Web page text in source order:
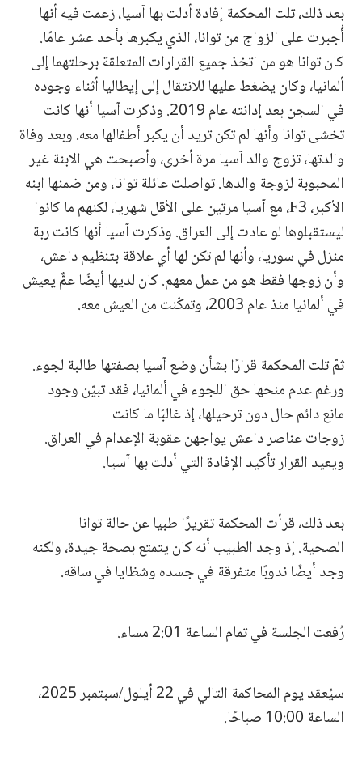
بعد ذلك، تلت المحكمة إفادة أدلت بها آسيا، زعمت فيه أنها
أُجبرت على الزواج من توانا، الذي يكبرها بأحد عشر عامًا.
كان توانا هو من اتخذ جميع القرارات المتعلقة برحلتهما إلى
ألمانيا، وكان يضغط عليها للانتقال إلى إيطاليا أثناء وجوده
في السجن بعد إدانته عام 2019. وذكرت آسيا أنها كانت
تخشى توانا وأنها لم تكن تريد أن يكبر أطفالها معه. وبعد وفاة
والدتها، تزوج والد آسيا مرة أخرى، وأصبحت هي الابنة غير
المحبوبة لزوجة والدها. تواصلت عائلة توانا، ومن ضمنها ابنه
الأكبر، F3، مع آسيا مرتين على الأقل شهريا، لكنهم ما كانوا
ليستقبلوها لو عادت إلى العراق. وذكرت آسيا أنها كانت ربة
منزل في سوريا، وأنها لم تكن لها أي علاقة بتنظيم داعش،
وأن زوجها فقط هو من عمل معهم. كان لديها أيضًا عمٌّ يعيش
في ألمانيا منذ عام 2003، وتمكّنت من العيش معه.
ثمّ تلت المحكمة قرارًا بشأن وضع آسيا بصفتها طالبة لجوء.
ورغم عدم منحها حق اللجوء في ألمانيا، فقد تبيّن وجود
مانع دائم حال دون ترحيلها، إذ غالبًا ما كانت
زوجات عناصر داعش يواجهن عقوبة الإعدام في العراق.
ويعيد القرار تأكيد الإفادة التي أدلت بها آسيا.
بعد ذلك، قرأت المحكمة تقريرًا طبيا عن حالة توانا
الصحية. إذ وجد الطبيب أنه كان يتمتع بصحة جيدة، ولكنه
وجد أيضًا ندوبًا متفرقة في جسده وشظايا في ساقه.
رُفعت الجلسة في تمام الساعة 2:01 مساء.
سيُعقد يوم المحاكمة التالي في 22 أيلول/سبتمبر 2025،
الساعة 10:00 صباحًا.